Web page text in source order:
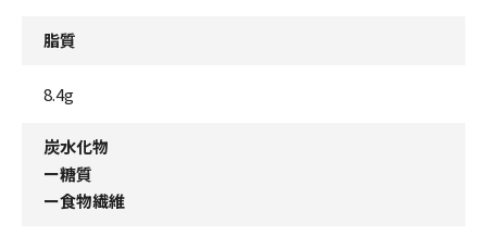
脂質
8.4g
炭水化物
ー糖質
ー食物繊維